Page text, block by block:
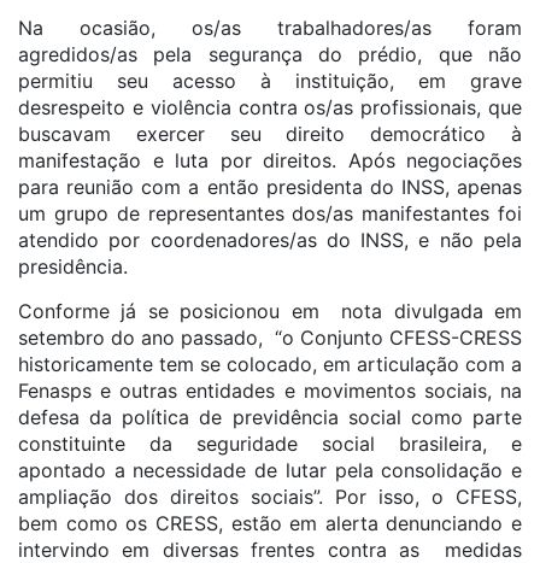
Na ocasião, os/as trabalhadores/as foram
agredidos/as pela segurança do prédio, que não
permitiu seu acesso à instituição, em grave
desrespeito e violência contra os/as profissionais, que
buscavam exercer seu direito democrático à
manifestação e luta por direitos. Após negociações
para reunião com a então presidenta do INSS, apenas
um grupo de representantes dos/as manifestantes foi
atendido por coordenadores/as do INSS, e não pela
presidência.
Conforme já se posicionou em nota divulgada em
setembro do ano passado, “o Conjunto CFESS-CRESS
historicamente tem se colocado, em articulação com a
Fenasps e outras entidades e movimentos sociais, na
defesa da política de previdência social como parte
constituinte da seguridade social brasileira, e
apontado a necessidade de lutar pela consolidação e
ampliação dos direitos sociais”. Por isso, o CFESS,
bem como os CRESS, estão em alerta denunciando e
intervindo em diversas frentes contra as medidas